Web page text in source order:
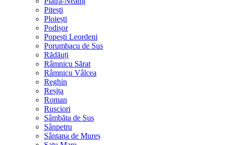
Pitești
Ploiești
Podișor
Popești Leordeni
Porumbacu de Sus
Rădăuți
Râmnicu Sărat
Râmnicu Vâlcea
Reghin
Reșița
Roman
Rusciori
Sâmbăta de Sus
Sânpetru
Sântana de Mureș